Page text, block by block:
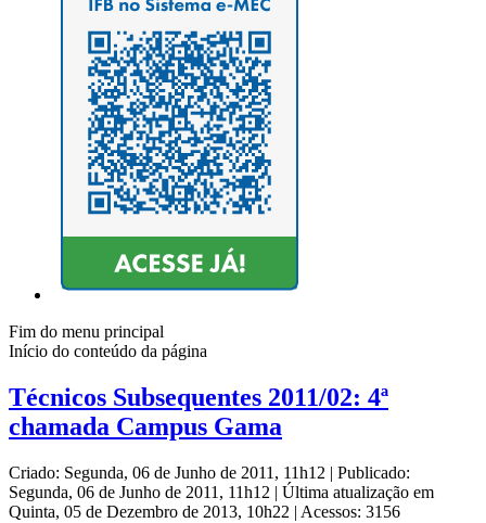
Fim do menu principal
Início do conteúdo da página
Técnicos Subsequentes 2011/02: 4ª
chamada Campus Gama
Criado: Segunda, 06 de Junho de 2011, 11h12 | Publicado:
Segunda, 06 de Junho de 2011, 11h12 | Última atualização em
Quinta, 05 de Dezembro de 2013, 10h22 | Acessos: 3156